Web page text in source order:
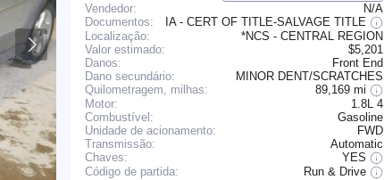
Vendedor:
N/A
Documentos:
IA - CERT OF TITLE-SALVAGE TITLE
Localização:
*NCS - CENTRAL REGION
Valor estimado:
$5,201
Danos:
Front End
Dano secundário:
MINOR DENT/SCRATCHES
Quilometragem, milhas:
89,169 mi
Motor:
1.8L 4
Combustível:
Gasoline
Unidade de acionamento:
FWD
Transmissão:
Automatic
Chaves:
YES
Código de partida:
Run & Drive